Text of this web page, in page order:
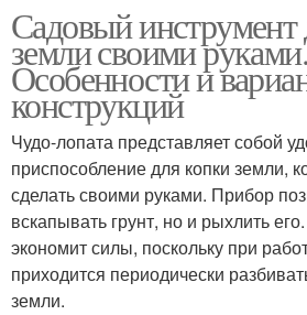
Садовый инструмент
земли своими руками.
Особенности и
конструкций
Чудо-лопата представляет собой
приспособление для копки земли,
сделать своими руками. Прибор
вскапывать грунт, но и рыхлить
экономит силы, поскольку при
приходится периодически
земли.